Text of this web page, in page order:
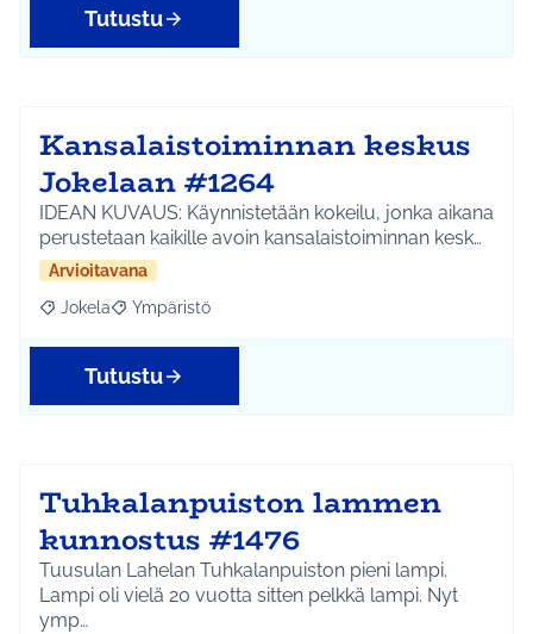
Tutustu
Kansalaistoiminnan keskus
Jokelaan #1264
IDEAN KUVAUS: Käynnistetään kokeilu, jonka aikana
perustetaan kaikille avoin kansalaistoiminnan kesk…
Arvioitavana
Rajaa tulokset aihepiirin mukaan: Jokela
Jokela Rajaa tulokset teeman mukaan: Ympäristö
Ympäristö
Tutustu
Tuhkalanpuiston lammen
kunnostus #1476
Tuusulan Lahelan Tuhkalanpuiston pieni lampi.
Lampi oli vielä 20 vuotta sitten pelkkä lampi. Nyt
ymp…